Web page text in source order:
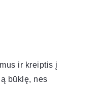
ir kreiptis į
būklę, nes